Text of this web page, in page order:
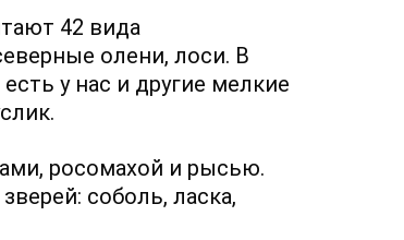
42 вида
олени, лоси. В
у нас и другие мелкие
росомахой и рысью.
соболь, ласка,